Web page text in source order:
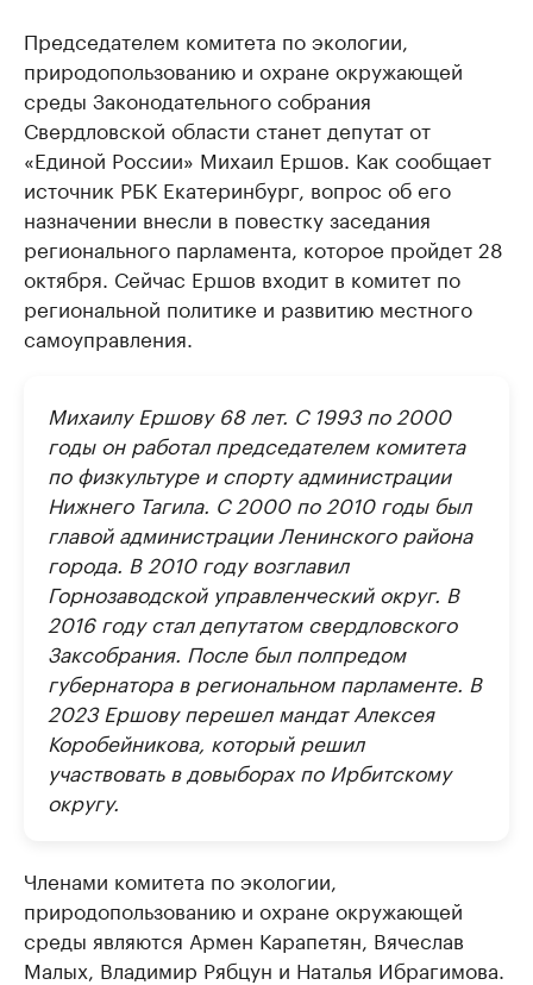
Председателем комитета по экологии,
природопользованию и охране окружающей
среды Законодательного собрания
Свердловской области станет депутат от
«Единой России» Михаил Ершов. Как сообщает
источник РБК Екатеринбург, вопрос об его
назначении внесли в повестку заседания
регионального парламента, которое пройдет 28
октября. Сейчас Ершов входит в комитет по
региональной политике и развитию местного
самоуправления.
Михаилу Ершову 68 лет. С 1993 по 2000
годы он работал председателем комитета
по физкультуре и спорту администрации
Нижнего Тагила. С 2000 по 2010 годы был
главой администрации Ленинского района
города. В 2010 году возглавил
Горнозаводской управленческий округ. В
2016 году стал депутатом свердловского
Заксобрания. После был полпредом
губернатора в региональном парламенте. В
2023 Ершову перешел мандат Алексея
Коробейникова, который решил
участвовать в довыборах по Ирбитскому
округу.
Членами комитета по экологии,
природопользованию и охране окружающей
среды являются Армен Карапетян, Вячеслав
Малых, Владимир Рябцун и Наталья Ибрагимова.